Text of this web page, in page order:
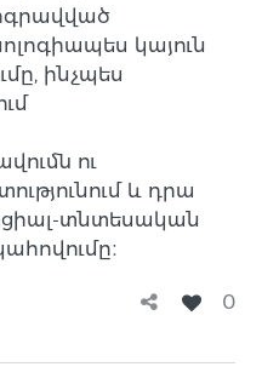
կայուն
ինչպես
ու
և դրա
տնտեսական
0